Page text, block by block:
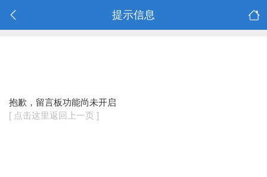
提示信息
抱歉，留言板功能尚未开启
[ 点击这里返回上一页 ]